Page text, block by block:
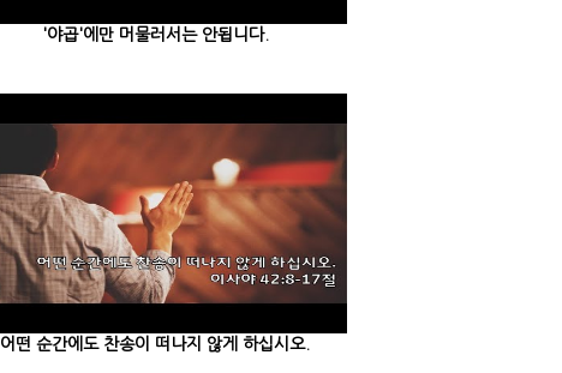
'야곱'에만 머물러서는 안됩니다.
어떤 순간에도 찬송이 떠나지 않게 하십시오.